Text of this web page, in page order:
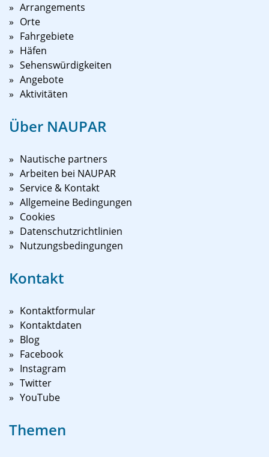
Arrangements
Orte
Fahrgebiete
Häfen
Sehenswürdigkeiten
Angebote
Aktivitäten
Über NAUPAR
Nautische partners
Arbeiten bei NAUPAR
Service & Kontakt
Allgemeine Bedingungen
Cookies
Datenschutzrichtlinien
Nutzungsbedingungen
Kontakt
Kontaktformular
Kontaktdaten
Blog
Facebook
Instagram
Twitter
YouTube
Themen